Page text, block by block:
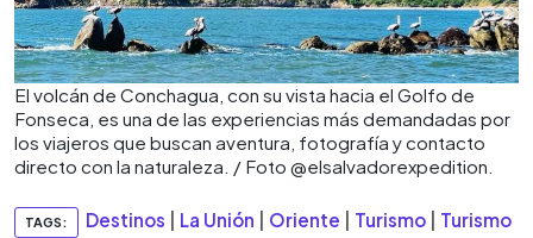
El volcán de Conchagua, con su vista hacia el Golfo de
Fonseca, es una de las experiencias más demandadas por
los viajeros que buscan aventura, fotografía y contacto
directo con la naturaleza. / Foto @elsalvadorexpedition.
TAGS: Destinos La Unión Oriente Turismo
Turismo